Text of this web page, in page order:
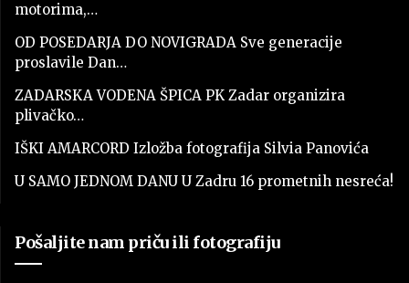
motorima,…
OD POSEDARJA DO NOVIGRADA Sve generacije
proslavile Dan…
ZADARSKA VODENA ŠPICA PK Zadar organizira
plivačko…
IŠKI AMARCORD Izložba fotografija Silvia Panovića
U SAMO JEDNOM DANU U Zadru 16 prometnih nesreća!
Pošaljite nam priču ili fotografiju